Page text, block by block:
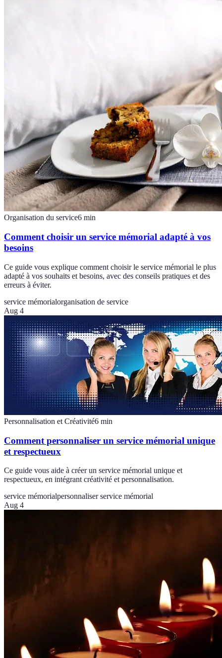
Organisation du service6 min
Comment choisir un service mémorial adapté à vos
besoins
Ce guide vous explique comment choisir le service mémorial le plus
adapté à vos souhaits et besoins, avec des conseils pratiques et des
erreurs à éviter.
service mémorialorganisation de service
Aug 4
Personnalisation et Créativité6 min
Comment personnaliser un service mémorial unique
et respectueux
Ce guide vous aide à créer un service mémorial unique et
respectueux, en intégrant créativité et personnalisation.
service mémorialpersonnaliser service mémorial
Aug 4